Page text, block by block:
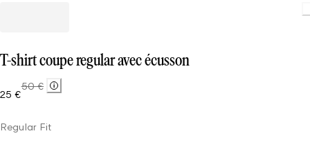
T-shirt coupe regular avec écusson
25 €
50 €
Regular Fit